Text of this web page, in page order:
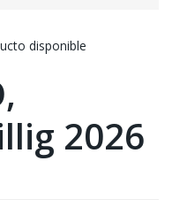
disponible
2026